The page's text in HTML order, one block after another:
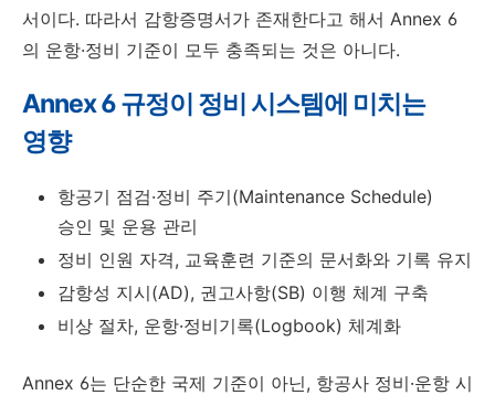
서이다. 따라서 감항증명서가 존재한다고 해서 Annex 6
의 운항·정비 기준이 모두 충족되는 것은 아니다.
Annex 6 규정이 정비 시스템에 미치는
영향
항공기 점검·정비 주기(Maintenance Schedule)
승인 및 운용 관리
정비 인원 자격, 교육훈련 기준의 문서화와 기록 유지
감항성 지시(AD), 권고사항(SB) 이행 체계 구축
비상 절차, 운항·정비기록(Logbook) 체계화
Annex 6는 단순한 국제 기준이 아닌, 항공사 정비·운항 시